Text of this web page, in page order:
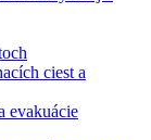
ciest a
evakuácie